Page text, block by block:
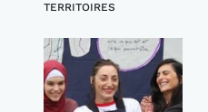
TERRITOIRES